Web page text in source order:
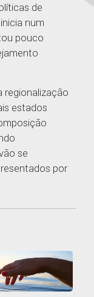
de
num
pouco
regionalização
estados
se
por